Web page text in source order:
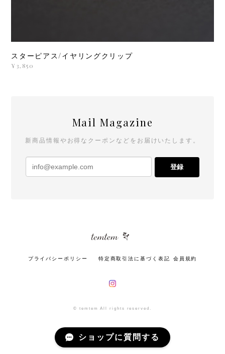
スターピアス/イヤリングクリップ
¥3,850
Mail Magazine
新商品情報やお得なクーポンなどをお届けいたします。
登録
プライバシーポリシー 特定商取引法に基づく表記 会員規約
© temtem All rights reserved.
ショップに質問する